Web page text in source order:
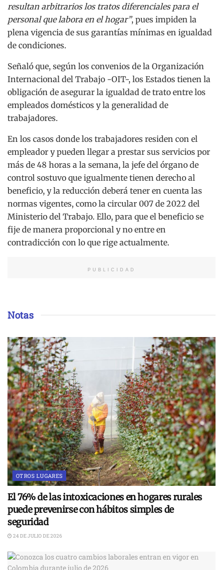
resultan arbitrarios los tratos diferenciales para el
personal que labora en el hogar”, pues impiden la
plena vigencia de sus garantías mínimas en igualdad
de condiciones.
Señaló que, según los convenios de la Organización
Internacional del Trabajo -OIT-, los Estados tienen la
obligación de asegurar la igualdad de trato entre los
empleados domésticos y la generalidad de
trabajadores.
En los casos donde los trabajadores residen con el
empleador y pueden llegar a prestar sus servicios por
más de 48 horas a la semana, la jefe del órgano de
control sostuvo que igualmente tienen derecho al
beneficio, y la reducción deberá tener en cuenta las
normas vigentes, como la circular 007 de 2022 del
Ministerio del Trabajo. Ello, para que el beneficio se
fije de manera proporcional y no entre en
contradicción con lo que rige actualmente.
PUBLICIDAD
Notas
OTROS LUGARES
El 76% de las intoxicaciones en hogares rurales
puede prevenirse con hábitos simples de
seguridad
24 DE JULIO DE 2026